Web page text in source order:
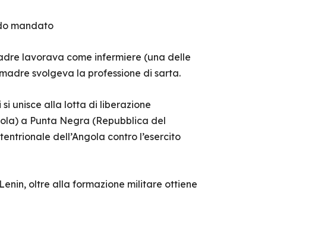
mandato
lavorava come infermiere (una delle
svolgeva la professione di sarta.
unisce alla lotta di liberazione
a Punta Negra (Repubblica del
dell’Angola contro l’esercito
oltre alla formazione militare ottiene